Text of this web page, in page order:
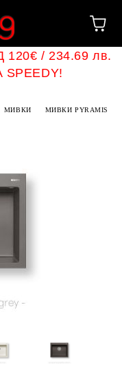
/ 234.69 лв.
МИВКИ МИВКИ PYRAMIS